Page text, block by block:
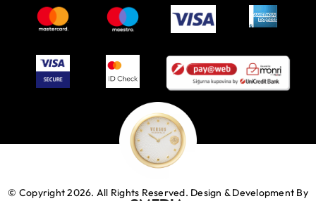
© Copyright 2026. All Rights Reserved. Design & Development By